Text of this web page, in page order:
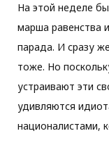
На этой неделе
марша равенства
парада. И сразу
тоже. Но
устраивают эти
удивляются
националистами,